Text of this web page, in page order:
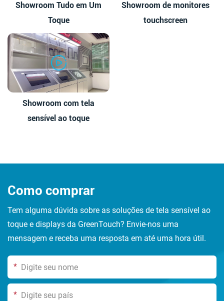
Showroom Tudo em Um
Toque
Showroom de monitores
touchscreen
Showroom com tela
sensível ao toque
Como comprar
Tem alguma dúvida sobre as soluções de tela sensível ao
toque e displays da GreenTouch? Envie-nos uma
mensagem e receba uma resposta em até uma hora útil.
*
*